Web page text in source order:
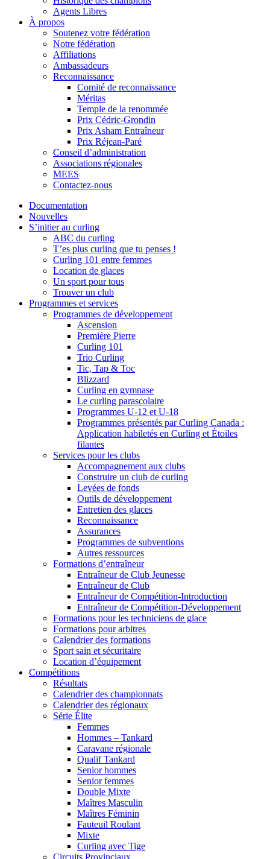
Agents Libres
À propos
Soutenez votre fédération
Notre fédération
Affiliations
Ambassadeurs
Reconnaissance
Comité de reconnaissance
Méritas
Temple de la renommée
Prix Cédric-Grondin
Prix Asham Entraîneur
Prix Réjean-Paré
Conseil d’administration
Associations régionales
MEES
Contactez-nous
Documentation
Nouvelles
S’initier au curling
ABC du curling
T’es plus curling que tu penses !
Curling 101 entre femmes
Location de glaces
Un sport pour tous
Trouver un club
Programmes et services
Programmes de développement
Ascension
Première Pierre
Curling 101
Trio Curling
Tic, Tap & Toc
Blizzard
Curling en gymnase
Le curling parascolaire
Programmes U-12 et U-18
Programmes présentés par Curling Canada :
Application habiletés en Curling et Étoiles
filantes
Services pour les clubs
Accompagnement aux clubs
Construire un club de curling
Levées de fonds
Outils de développement
Entretien des glaces
Reconnaissance
Assurances
Programmes de subventions
Autres ressources
Formations d’entraîneur
Entraîneur de Club Jeunesse
Entraîneur de Club
Entraîneur de Compétition-Introduction
Entraîneur de Compétition-Développement
Formations pour les techniciens de glace
Formations pour arbitres
Calendrier des formations
Sport sain et sécuritaire
Location d’équipement
Compétitions
Résultats
Calendrier des championnats
Calendrier des régionaux
Série Élite
Femmes
Hommes – Tankard
Caravane régionale
Qualif Tankard
Senior hommes
Senior femmes
Double Mixte
Maîtres Masculin
Maîtres Féminin
Fauteuil Roulant
Mixte
Curling avec Tige
Circuits Provinciaux